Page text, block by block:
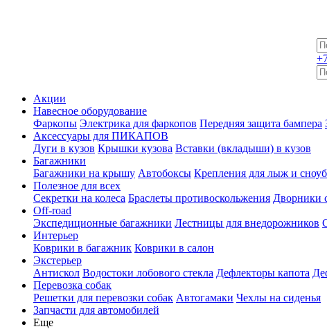
Акции
Навесное оборудование
Фаркопы Электрика для фаркопов Передняя защита бампера
Аксессуары для ПИКАПОВ
Дуги в кузов Крышки кузова Вставки (вкладыши) в кузов
Багажники
Багажники на крышу Автобоксы Крепления для лыж и
Полезное для всех
Секретки на колеса Браслеты противоскольжения Дворники
Off-road
Экспедиционные багажники Лестницы для внедорожников
Интерьер
Коврики в багажник Коврики в салон
Экстерьер
Антискол Водостоки лобового стекла Дефлекторы капота
Перевозка собак
Решетки для перевозки собак Автогамаки Чехлы на сиденья
Запчасти для автомобилей
Еще